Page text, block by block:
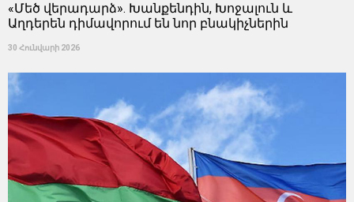
«Մեծ վերադարձ». Խանքենդին, Խոջալուն և
Աղդերեն դիմավորում են նոր բնակիչներին
30 Հունվարի 2026